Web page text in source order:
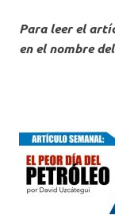
Para leer el
en el nombre